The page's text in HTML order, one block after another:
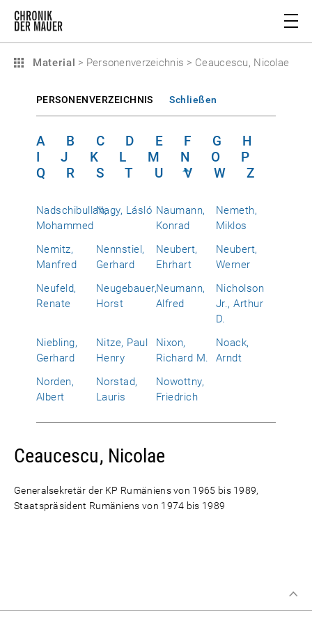
Material > Personenverzeichnis > Ceaucescu, Nicolae
PERSONENVERZEICHNIS Schließen
A B C D E F G
H
I
J K L M N O
P
Q
R S T U V W Z
Nadschibullah,
Mohammed
Nagy, Lásló Naumann,
Konrad
Nemeth,
Miklos
Nemitz,
Manfred
Nennstiel,
Gerhard
Neubert,
Ehrhart
Neubert,
Werner
Neufeld,
Renate
Neugebauer,
Horst
Neumann,
Alfred
Nicholson
Jr., Arthur
D.
Niebling,
Gerhard
Nitze, Paul
Henry
Nixon,
Richard M.
Noack,
Arndt
Norden,
Albert
Norstad,
Lauris
Nowottny,
Friedrich
Ceaucescu, Nicolae
Generalsekretär der KP Rumäniens von 1965 bis 1989,
Staatspräsident Rumäniens von 1974 bis 1989